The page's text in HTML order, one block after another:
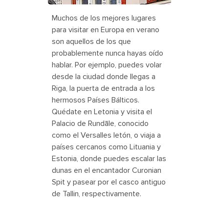
Muchos de los mejores lugares
para visitar en Europa en verano
son aquellos de los que
probablemente nunca hayas oído
hablar. Por ejemplo, puedes volar
desde la ciudad donde llegas a
Riga, la puerta de entrada a los
hermosos Países Bálticos.
Quédate en Letonia y visita el
Palacio de Rundāle, conocido
como el Versalles letón, o viaja a
países cercanos como Lituania y
Estonia, donde puedes escalar las
dunas en el encantador Curonian
Spit y pasear por el casco antiguo
de Tallin, respectivamente.